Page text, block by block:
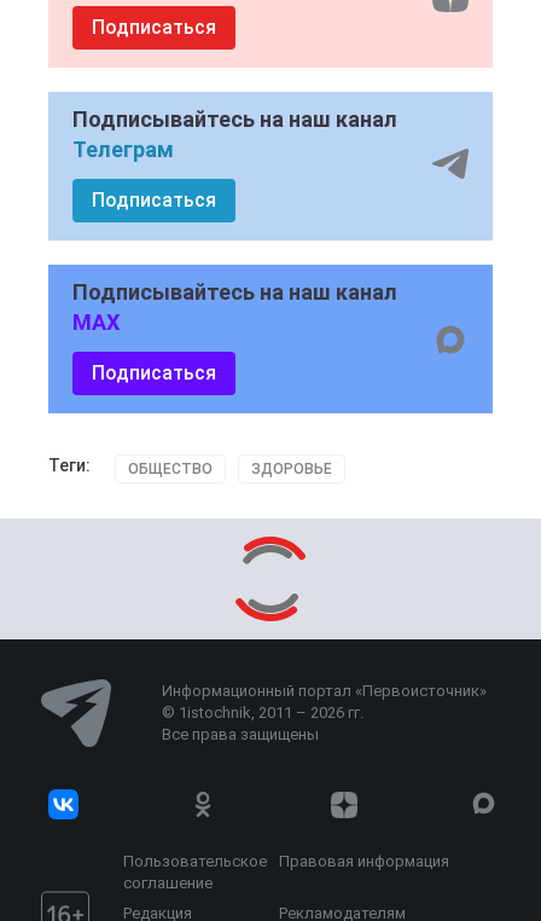
Подписаться
Подписывайтесь на наш канал
Телеграм
Подписаться
Подписывайтесь на наш канал
MAX
Подписаться
Теги: ОБЩЕСТВО ЗДОРОВЬЕ
Информационный портал «Первоисточник»
© 1istochnik, 2011 – 2026 гг.
Все права защищены
Пользовательское
соглашение
Правовая информация
Редакция Рекламодателям